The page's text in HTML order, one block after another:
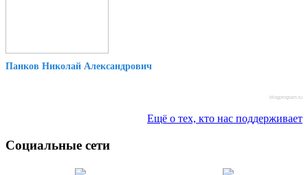
Панков Николай Александрович
blogprogram.ru
Ещё о тех, кто нас поддерживает
Социальные сети